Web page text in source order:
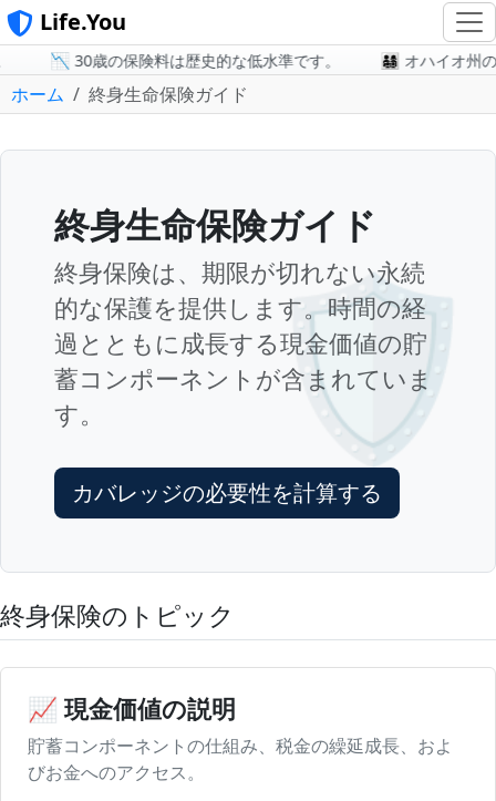
Life.You
📉 30歳の保険料は歴史的な低水準です。 👨‍👩‍👧‍👦 オハイオ
ホーム 終身生命保険ガイド
🛡️
終身生命保険ガイド
終身保険は、期限が切れない永続
的な保護を提供します。時間の経
過とともに成長する現金価値の貯
蓄コンポーネントが含まれていま
す。
カバレッジの必要性を計算する
終身保険のトピック
📈 現金価値の説明
貯蓄コンポーネントの仕組み、税金の繰延成長、およ
びお金へのアクセス。